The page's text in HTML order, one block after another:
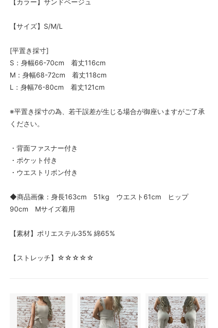
【カラー】サンドベージュ
【サイズ】S/M/L
[平置き採寸]
S：身幅66-70cm 着丈116cm
M：身幅68-72cm 着丈118cm
L：身幅76-80cm 着丈121cm
※平置き採寸の為、若干誤差が生じる場合が御座いますがご了承
ください。
・背面ファスナー付き
・ポケット付き
・ウエストリボン付き
◆商品画像：身長163cm 51kg ウエスト61cm ヒップ
90cm Mサイズ着用
【素材】ポリエステル35% 綿65%
【ストレッチ】☆☆☆☆☆